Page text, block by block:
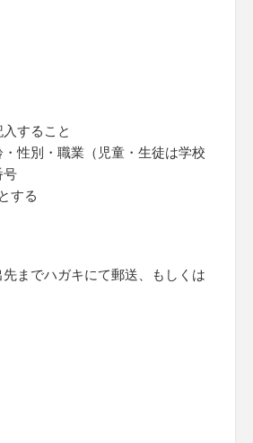
すること
性別・職業（児童・生徒は学校
号
する
までハガキにて郵送、もしくは